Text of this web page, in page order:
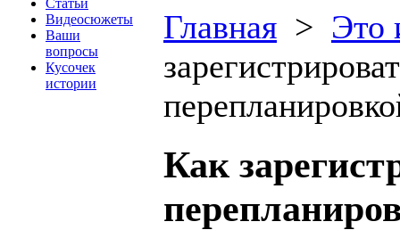
Статьи
Видеосюжеты
Ваши
вопросы
Кусочек
истории
Главная > Это
Как